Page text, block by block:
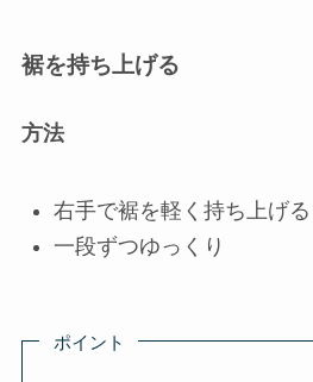
裾を持ち上げる
方法
右手で裾を軽く持ち上げる
一段ずつゆっくり
ポイント